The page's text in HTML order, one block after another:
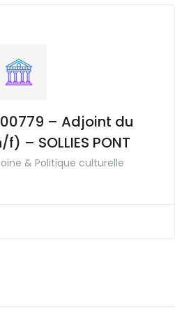
– Adjoint du
– SOLLIES PONT
& Politique culturelle